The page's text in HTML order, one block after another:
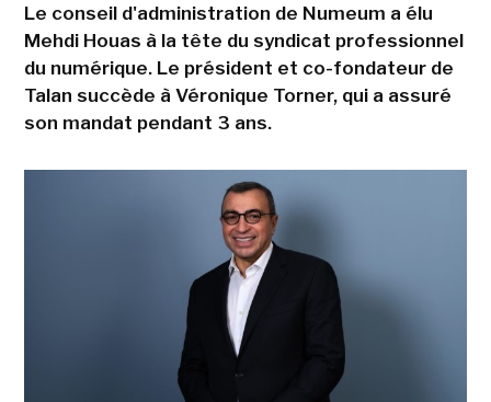
Le conseil d'administration de Numeum a élu
Mehdi Houas à la tête du syndicat professionnel
du numérique. Le président et co-fondateur de
Talan succède à Véronique Torner, qui a assuré
son mandat pendant 3 ans.